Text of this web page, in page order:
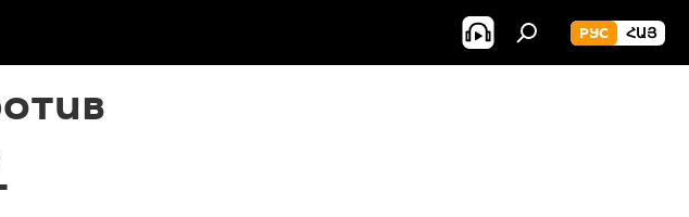
РУС ՀԱՅ